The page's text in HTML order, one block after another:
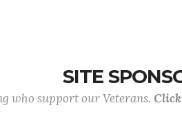
SITE
who support our Veterans.